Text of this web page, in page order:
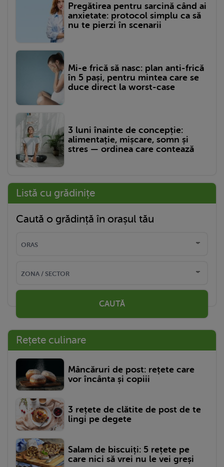
Pregătirea pentru sarcină când ai
anxietate: protocol simplu ca să
nu te pierzi în scenarii
Mi-e frică să nasc: plan anti-frică
în 5 pași, pentru mintea care se
duce direct la worst-case
3 luni înainte de concepție:
alimentație, mișcare, somn și
stres — ordinea care contează
Listă cu grădinițe
Caută o grădință în orașul tău
CAUTĂ
Rețete culinare
Mâncăruri de post: rețete care
vor încânta și copiii
3 rețete de clătite de post de te
lingi pe degete
Salam de biscuiți: 5 rețete pe
care nici să vrei nu le vei greși